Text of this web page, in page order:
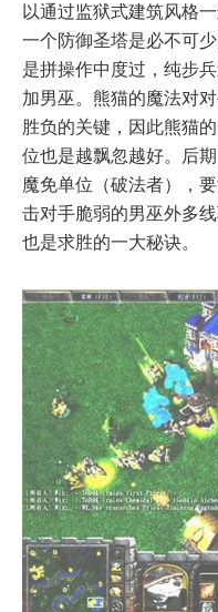
以通过监狱式建筑风格
一个防御圣塔是必不可
是拼操作中度过，纯步
加男巫。熊猫的魔法对
胜负的关键，因此熊猫
位也是越飘忽越好。后
魔免单位（破法者），
击对手脆弱的男巫外多
也是求胜的一大秘诀。